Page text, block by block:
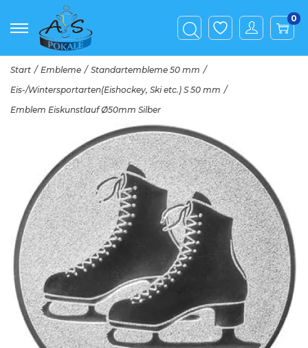
0
Start / Embleme / Standartembleme 50 mm /
Eis-/Wintersportarten(Eishockey, Ski etc.) S 50 mm /
Emblem Eiskunstlauf Ø50mm Silber